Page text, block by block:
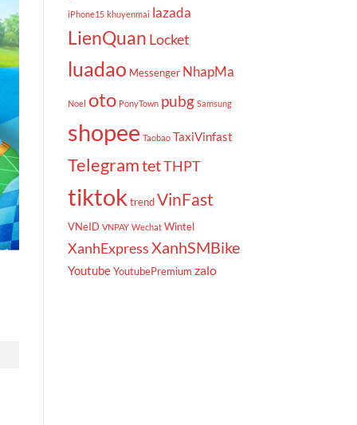
iPhone15 khuyenmai lazada
LienQuan Locket
luadao Messenger NhapMa
Noel oto PonyTown pubg Samsung
shopee Taobao TaxiVinfast
TelegramtetTHPT
tiktok trend VinFast
VNeID VNPAY Wechat Wintel
XanhExpressXanhSMBike
Youtube YoutubePremium zalo